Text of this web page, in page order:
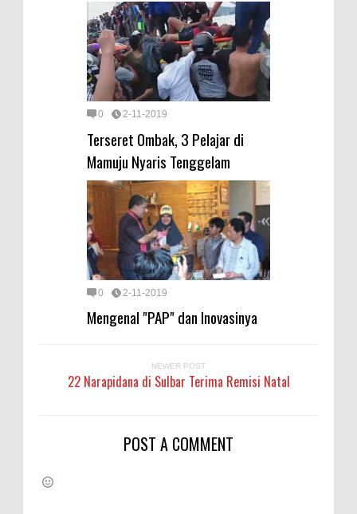
0 2-11-2019
Terseret Ombak, 3 Pelajar di
Mamuju Nyaris Tenggelam
0 2-11-2019
Mengenal "PAP" dan Inovasinya
NEWER POST
22 Narapidana di Sulbar Terima Remisi Natal
POST A COMMENT